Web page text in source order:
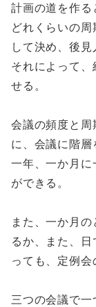
計画の道を作る
どれくらいの
して決め、後見
それによって、
せる。
会議の頻度と周
に、会議に階層
一年、一か月
ができる。
また、一か月
るか、また、
っても、定例会
三つの会議で